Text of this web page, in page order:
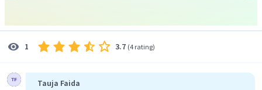
1 3.7 (4 rating)
Tauja Faida